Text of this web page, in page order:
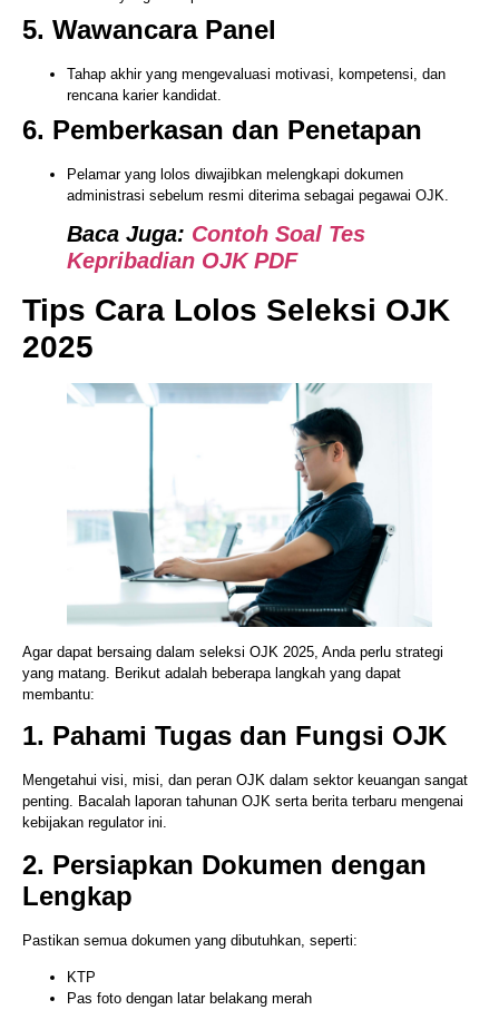
5. Wawancara Panel
Tahap akhir yang mengevaluasi motivasi, kompetensi, dan
rencana karier kandidat.
6. Pemberkasan dan Penetapan
Pelamar yang lolos diwajibkan melengkapi dokumen
administrasi sebelum resmi diterima sebagai pegawai OJK.
Baca Juga: Contoh Soal Tes
Kepribadian OJK PDF
Tips Cara Lolos Seleksi OJK
2025
Agar dapat bersaing dalam seleksi OJK 2025, Anda perlu strategi
yang matang. Berikut adalah beberapa langkah yang dapat
membantu:
1. Pahami Tugas dan Fungsi OJK
Mengetahui visi, misi, dan peran OJK dalam sektor keuangan sangat
penting. Bacalah laporan tahunan OJK serta berita terbaru mengenai
kebijakan regulator ini.
2. Persiapkan Dokumen dengan
Lengkap
Pastikan semua dokumen yang dibutuhkan, seperti:
KTP
Pas foto dengan latar belakang merah